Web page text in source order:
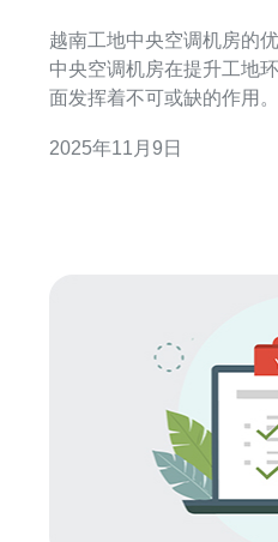
越南工地中央空调机房的优势与应用 在当
中央空调机房在提升工地
面发挥着不可或缺的作用
讨这一领域的优势以及应用实例。 以下是关
2025年11月9日